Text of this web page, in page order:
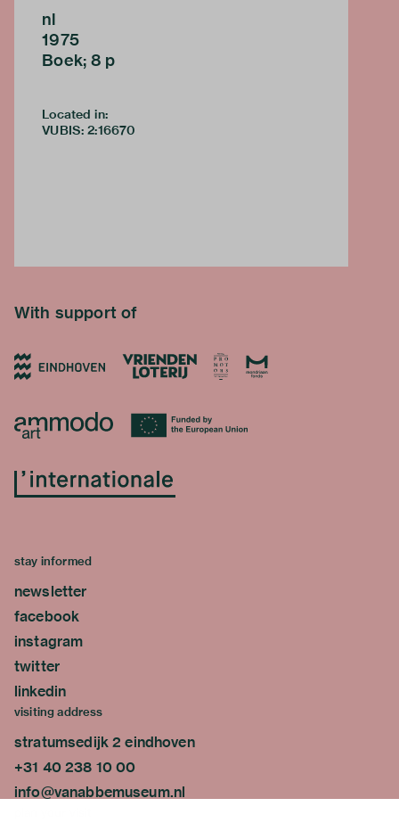
nl
1975
Boek; 8 p
Located in:
VUBIS: 2:16670
With support of
stay informed
newsletter
facebook
instagram
twitter
linkedin
visiting address
stratumsedijk 2 eindhoven
+31 40 238 10 00
info@vanabbemuseum.nl